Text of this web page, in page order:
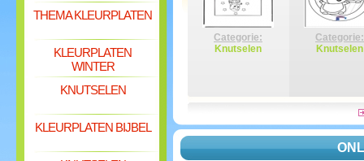
THEMA KLEURPLATEN
KLEURPLATEN
WINTER
KNUTSELEN
KLEURPLATEN BIJBEL
Categorie:
Knutselen
Categorie:
Knutselen